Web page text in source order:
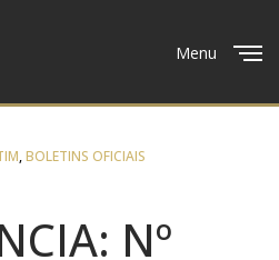
Menu
,BOLETINS OFICIAIS
Nº